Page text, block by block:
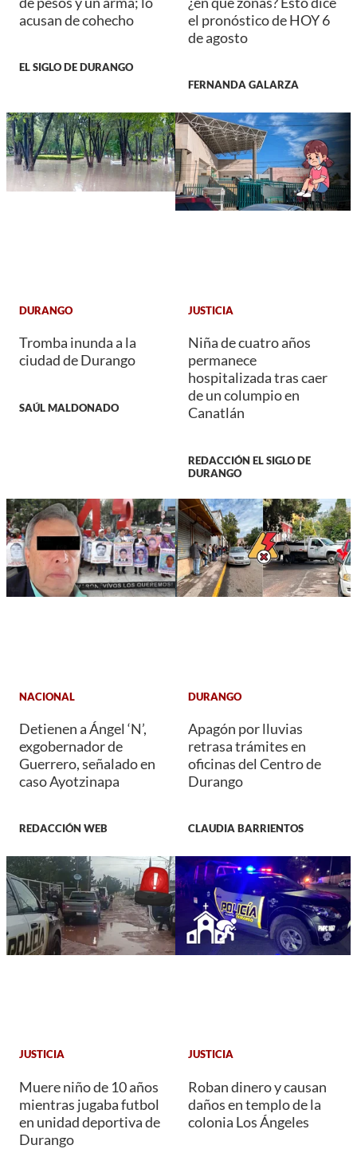
acusan de cohecho
EL SIGLO DE DURANGO
el pronóstico de HOY 6
de agosto
FERNANDA GALARZA
DURANGO
Tromba inunda a la
ciudad de Durango
SAÚL MALDONADO
JUSTICIA
Niña de cuatro años
permanece
hospitalizada tras caer
de un columpio en
Canatlán
REDACCIÓN EL SIGLO DE
DURANGO
NACIONAL
Detienen a Ángel ‘N’,
exgobernador de
Guerrero, señalado en
caso Ayotzinapa
REDACCIÓN WEB
DURANGO
Apagón por lluvias
retrasa trámites en
oficinas del Centro de
Durango
CLAUDIA BARRIENTOS
JUSTICIA
Muere niño de 10 años
mientras jugaba futbol
en unidad deportiva de
Durango
JUSTICIA
Roban dinero y causan
daños en templo de la
colonia Los Ángeles